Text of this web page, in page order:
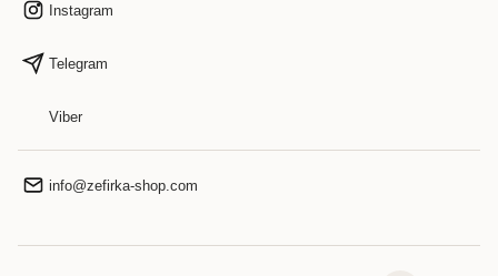
Instagram
Telegram
Viber
info@zefirka-shop.com